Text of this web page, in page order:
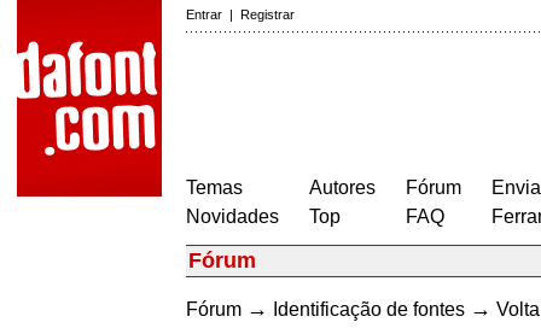
Entrar | Registrar
Temas
Novidades
Autores
Top
Fórum
FAQ
Fórum
Fórum → Identificação de fontes →